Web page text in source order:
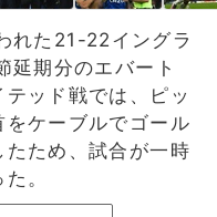
れた21-22イングラ
延期分のエバート
ッド戦では、ピッ
ケーブルでゴール
ため、試合が一時
。